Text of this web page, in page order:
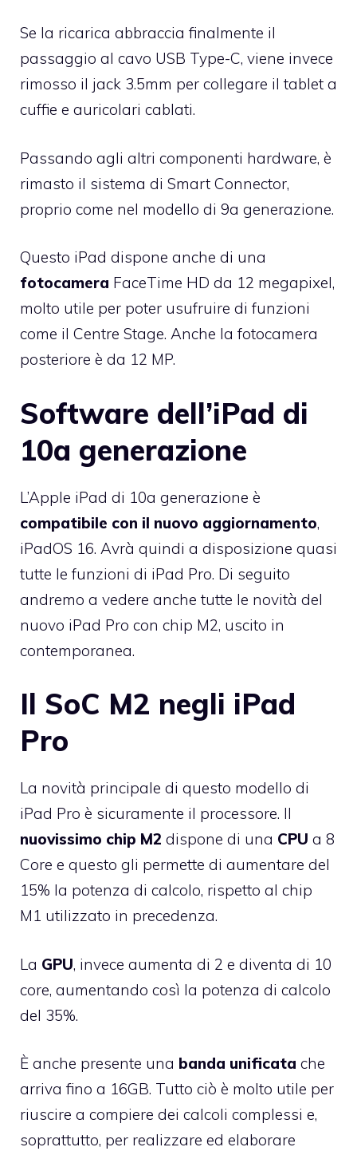
Se la ricarica abbraccia finalmente il
passaggio al cavo USB Type-C, viene invece
rimosso il jack 3.5mm per collegare il tablet a
cuffie e auricolari cablati.
Passando agli altri componenti hardware, è
rimasto il sistema di Smart Connector,
proprio come nel modello di 9a generazione.
Questo iPad dispone anche di una
fotocamera FaceTime HD da 12 megapixel,
molto utile per poter usufruire di funzioni
come il Centre Stage. Anche la fotocamera
posteriore è da 12 MP.
Software dell’iPad di
10a generazione
L’Apple iPad di 10a generazione è
compatibile con il nuovo aggiornamento,
iPadOS 16. Avrà quindi a disposizione quasi
tutte le funzioni di iPad Pro. Di seguito
andremo a vedere anche tutte le novità del
nuovo iPad Pro con chip M2, uscito in
contemporanea.
Il SoC M2 negli iPad
Pro
La novità principale di questo modello di
iPad Pro è sicuramente il processore. Il
nuovissimo chip M2 dispone di una CPU a 8
Core e questo gli permette di aumentare del
15% la potenza di calcolo, rispetto al chip
M1 utilizzato in precedenza.
La GPU, invece aumenta di 2 e diventa di 10
core, aumentando così la potenza di calcolo
del 35%.
È anche presente una banda unificata che
arriva fino a 16GB. Tutto ciò è molto utile per
riuscire a compiere dei calcoli complessi e,
soprattutto, per realizzare ed elaborare